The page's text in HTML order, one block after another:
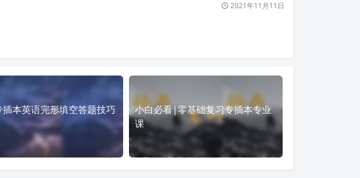
2021年11月11日
插本英语完形填空答题技巧
小白必看|零基础复习专插本专业
课